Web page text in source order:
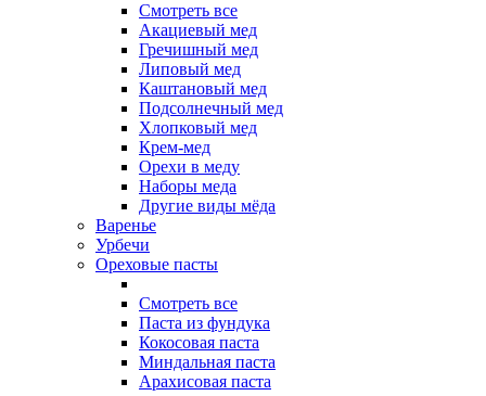
Смотреть все
Акациевый мед
Гречишный мед
Липовый мед
Каштановый мед
Подсолнечный мед
Хлопковый мед
Крем-мед
Орехи в меду
Наборы меда
Другие виды мёда
Варенье
Урбечи
Ореховые пасты
Смотреть все
Паста из фундука
Кокосовая паста
Миндальная паста
Арахисовая паста